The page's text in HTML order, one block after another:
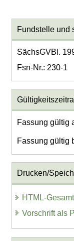
Fundstelle und
SächsGVBl.
Fsn-Nr.: 230-1
Fassung gültig
Fassung gültig
Drucken/
HTML-
Vorschrift als